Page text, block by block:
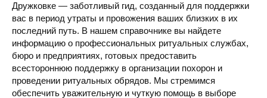
Дружковке — заботливый гид, созданный для поддержки
вас в период утраты и провожения ваших близких в их
последний путь. В нашем справочнике вы найдете
информацию о профессиональных ритуальных службах,
бюро и предприятиях, готовых предоставить
всестороннюю поддержку в организации похорон и
проведении ритуальных обрядов. Мы стремимся
обеспечить уважительную и чуткую помощь в выборе